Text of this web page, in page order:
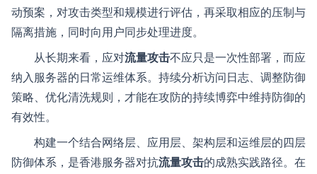
动预案，对攻击类型和规模进行评估，再采取相应的压制与
隔离措施，同时向用户同步处理进度。
从长期来看，应对流量攻击不应只是一次性部署，而应
纳入服务器的日常运维体系。持续分析访问日志、调整防御
策略、优化清洗规则，才能在攻防的持续博弈中维持防御的
有效性。
构建一个结合网络层、应用层、架构层和运维层的四层
防御体系，是香港服务器对抗流量攻击的成熟实践路径。在